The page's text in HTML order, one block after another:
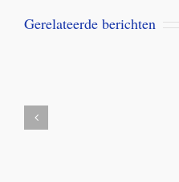
Gerelateerde berichten